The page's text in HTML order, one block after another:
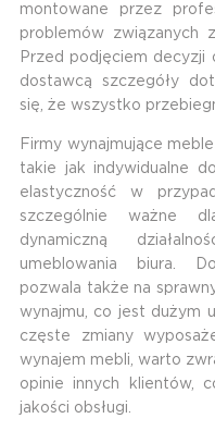
montowane przez
problemów związanych
Przed podjęciem
dostawcą szczegóły
się, że wszystko
Firmy wynajmujące
takie jak indywidualne
elastyczność w
szczególnie ważne
dynamiczną
umeblowania biura.
pozwala także na
wynajmu, co jest dużym
częste zmiany
wynajem mebli, warto
opinie innych klientów,
jakości obsługi.